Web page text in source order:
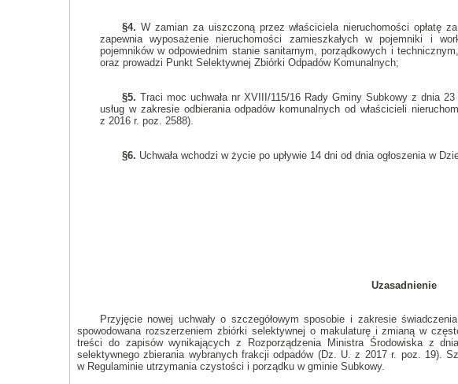
§4.W zamian za uiszczoną przez właściciela nieruchomości opłatę
zapewnia wyposażenie nieruchomości zamieszkałych w pojemniki i
pojemników w odpowiednim stanie sanitarnym, porządkowych i
oraz prowadzi Punkt Selektywnej Zbiórki Odpadów Komunalnych;
§5.Traci moc uchwała nr XVIII/115/16 Rady Gminy Subkowy z dnia
usług w zakresie odbierania odpadów komunalnych od właścicieli
z 2016 r. poz. 2588).
§6. Uchwała wchodzi w życie po upływie 14 dni od dnia ogłoszenia w
Uzasadnienie
Przyjęcie nowej uchwały o szczegółowym sposobie i zakresie
spowodowana rozszerzeniem zbiórki selektywnej o makulaturę i zmianą w
treści do zapisów wynikających z Rozporządzenia Ministra Środowiska z
selektywnego zbierania wybranych frakcji odpadów (Dz. U. z 2017 r. poz. 19).
w Regulaminie utrzymania czystości i porządku w gminie Subkowy.